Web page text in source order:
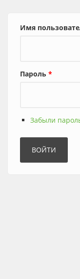
Имя
Пароль *
Забыли